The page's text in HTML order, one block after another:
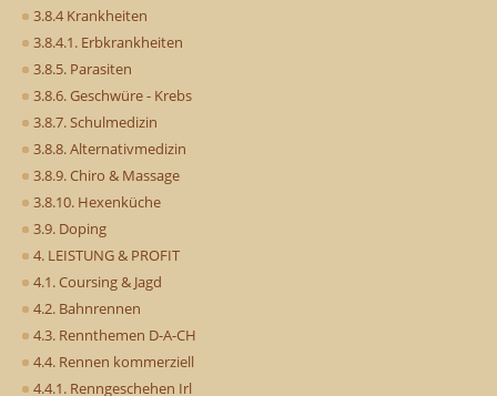
3.8.4 Krankheiten
3.8.4.1. Erbkrankheiten
3.8.5. Parasiten
3.8.6. Geschwüre - Krebs
3.8.7. Schulmedizin
3.8.8. Alternativmedizin
3.8.9. Chiro & Massage
3.8.10. Hexenküche
3.9. Doping
4. LEISTUNG & PROFIT
4.1. Coursing & Jagd
4.2. Bahnrennen
4.3. Rennthemen D-A-CH
4.4. Rennen kommerziell
4.4.1. Renngeschehen Irl